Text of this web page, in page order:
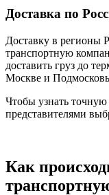
Доставка по
Доставку в регионы
транспортную
доставить груз до
Москве и
Чтобы узнать точную
представителями
Как